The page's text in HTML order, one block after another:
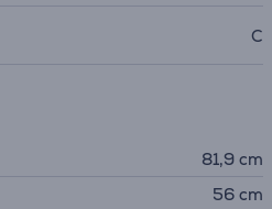
C
81,9 cm
56 cm